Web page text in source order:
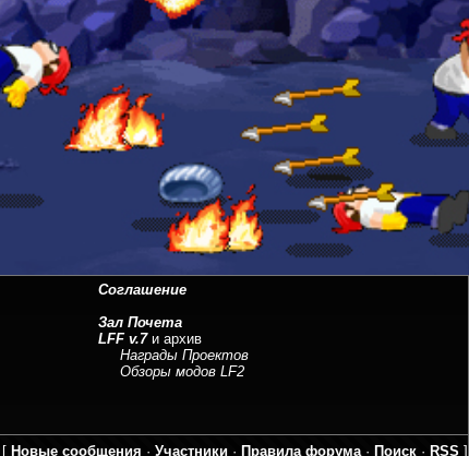
Соглашение
Зал Почета
LFF v.7и архив
Награды Проектов
Обзоры модов LF2
[ Новые сообщения · Участники · Правила форума· Поиск · RSS ]